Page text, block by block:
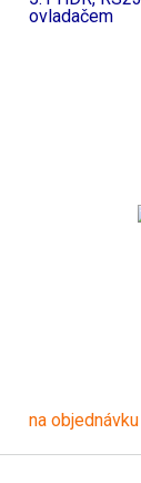
ovladačem
na objednávku